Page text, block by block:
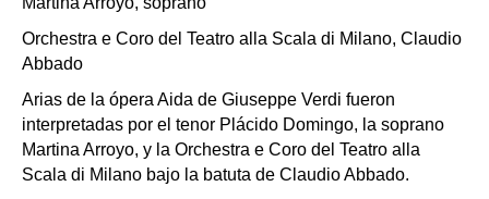
Orchestra e Coro del Teatro alla Scala di Milano, Claudio
Abbado
Arias de la ópera Aida de Giuseppe Verdi fueron
interpretadas por el tenor Plácido Domingo, la soprano
Martina Arroyo, y la Orchestra e Coro del Teatro alla
Scala di Milano bajo la batuta de Claudio Abbado.